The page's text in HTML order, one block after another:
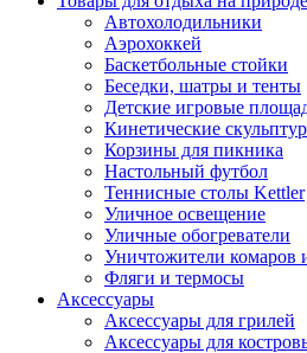
Автохолодильники
Аэрохоккей
Баскетбольные стойки
Беседки, шатры и тенты
Детские игровые
Кинетические
Корзины для пикника
Настольный футбол
Теннисные столы Kettler
Уличное освещение
Уличные обогреватели
Уничтожители комаров
Фляги и термосы
Аксессуары
Аксессуары для грилей
Аксессуары для